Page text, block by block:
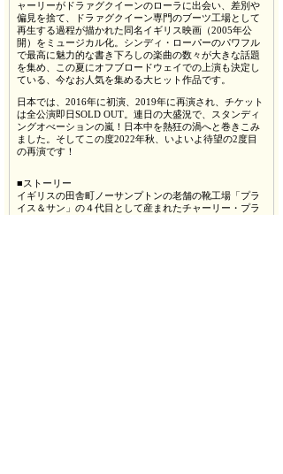
ャーリーがドラァグクイーンのローラに出会い、差別や
偏見を捨て、ドラァグクイーン専門のブーツ工場として
再生する過程が描かれた同名イギリス映画（2005年公
開）をミュージカル化。シンディ・ローパーのパワフル
で最高に魅力的な書き下ろしの楽曲の数々が大きな話題
を集め、この夏にオフブロードウェイでの上演も決定し
ている、今なお人気を集める大ヒット作品です。
日本では、2016年に初演、2019年に再演され、チケット
は全公演即日SOLD OUT。連日の大盛況で、スタンディ
ングオべーションの嵐！日本中を熱狂の渦へと巻きこみ
ました。そしてこの度2022年秋、いよいよ待望の2度目
の再演です！
■ストーリー
イギリスの田舎町ノーサンプトンの老舗の靴工場「プラ
イス＆サン」の４代目として産まれたチャーリー・プラ